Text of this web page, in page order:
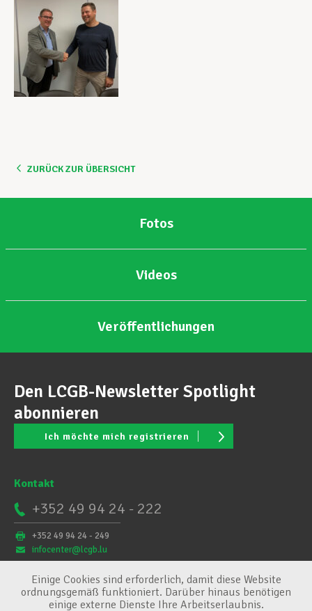
ZURÜCK ZUR ÜBERSICHT
Fotos
Videos
Veröffentlichungen
Den LCGB-Newsletter Spotlight
abonnieren
Ich möchte mich registrieren
Kontakt
+352 49 94 24 - 222
+352 49 94 24 - 249
infocenter@lcgb.lu
Einige Cookies sind erforderlich, damit diese Website
ordnungsgemäß funktioniert. Darüber hinaus benötigen
einige externe Dienste Ihre Arbeitserlaubnis.